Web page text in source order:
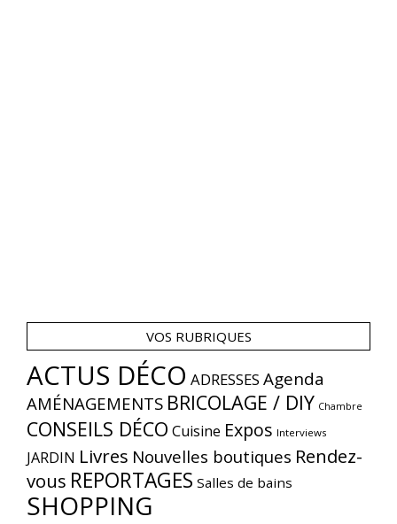
VOS RUBRIQUES
ACTUS DÉCO ADRESSES Agenda
AMÉNAGEMENTS BRICOLAGE / DIY Chambre
CONSEILS DÉCO Cuisine Expos Interviews
JARDIN Livres Nouvelles boutiques Rendez-
vous REPORTAGES Salles de bains
SHOPPING